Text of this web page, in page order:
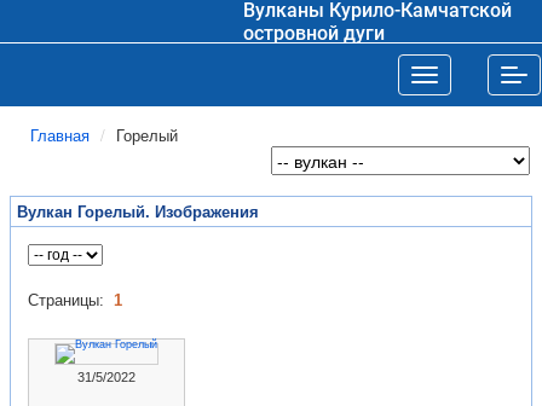
Вулканы Курило-Камчатской
островной дуги
Toggle
Главная Горелый
Вулкан Горелый. Изображения
Страницы: 1
31/5/2022